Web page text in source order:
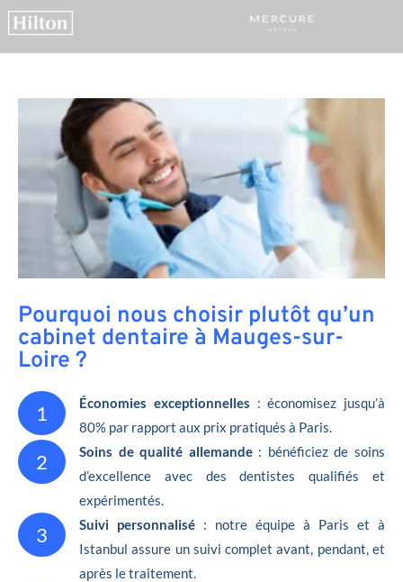
Pourquoi nous choisir plutôt qu’un
cabinet dentaire à Mauges-sur-
Loire ?
1 Économies exceptionnelles : économisez jusqu’à
80% par rapport aux prix pratiqués à Paris.
2 Soins de qualité allemande: bénéficiez de soins
d’excellence avec des dentistes qualifiés et
expérimentés.
3 Suivi personnalisé : notre équipe à Paris et à
Istanbul assure un suivi complet avant, pendant, et
après le traitement.